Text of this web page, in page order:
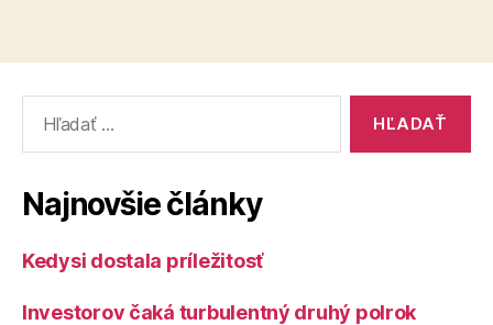
Najnovšie články
Kedysi dostala príležitosť
Investorov čaká turbulentný druhý polrok